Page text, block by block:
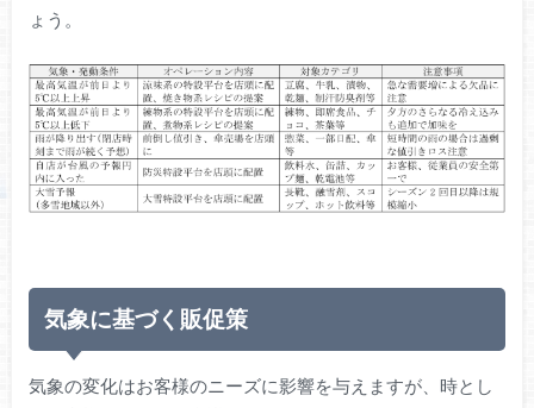
ょう。
気象に基づく販促策
気象の変化はお客様のニーズに影響を与えますが、時とし